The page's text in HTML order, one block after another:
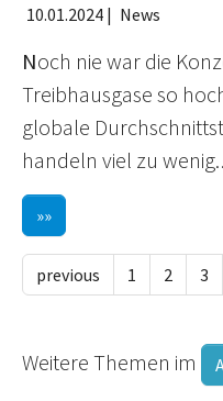
10.01.2024 | News
Noch nie war die
Treibhausgase so
globale
handeln viel zu
»»
previous 1 2 3
Weitere Themen im